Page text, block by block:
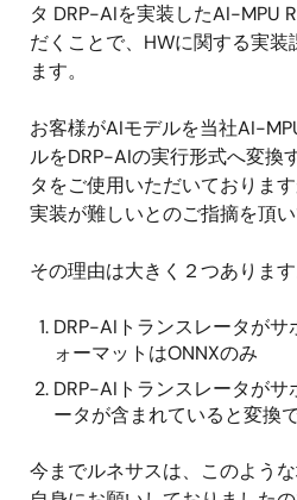
タ DRP-AIを実装したAI-MPU
だくことで、HWに関する実
ます。
お客様がAIモデルを当社AI-
ルをDRP-AIの実行形式へ変換
タをご使用いただいておりま
実装が難しいとのご指摘を頂い
その理由は大きく２つあります
DRP-AIトランスレータがサ
ォーマットはONNXのみ
DRP-AIトランスレータが
ータが含まれていると変換
今までルネサスは、このよう